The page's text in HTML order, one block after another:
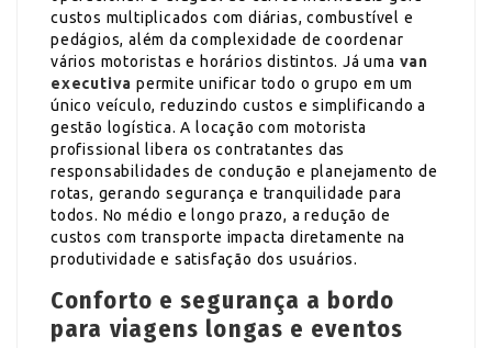
custos multiplicados com diárias, combustível e
pedágios, além da complexidade de coordenar
vários motoristas e horários distintos. Já uma van
executiva permite unificar todo o grupo em um
único veículo, reduzindo custos e simplificando a
gestão logística. A locação com motorista
profissional libera os contratantes das
responsabilidades de condução e planejamento de
rotas, gerando segurança e tranquilidade para
todos. No médio e longo prazo, a redução de
custos com transporte impacta diretamente na
produtividade e satisfação dos usuários.
Conforto e segurança a bordo
para viagens longas e eventos